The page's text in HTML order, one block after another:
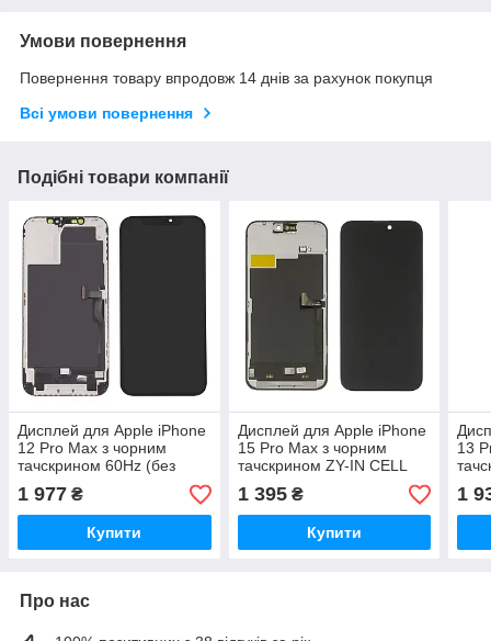
Умови повернення
Повернення товару впродовж 14 днів за рахунок покупця
Всі умови повернення
Подібні товари компанії
Дисплей для Apple iPhone
12 Pro Max з чорним
тачскрином 60Hz (без
помилки) ZY-IN CELL FHD
1 977 ₴
Купити
Дисплей для Apple iPhone
15 Pro Max з чорним
тачскрином ZY-IN CELL
1 395₴
Купити
13
1
Про нас